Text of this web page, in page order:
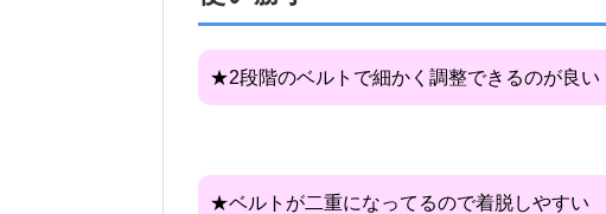
★2段階のベルトで細かく調整できるのが良い
★ベルトが二重になってるので着脱しやすい